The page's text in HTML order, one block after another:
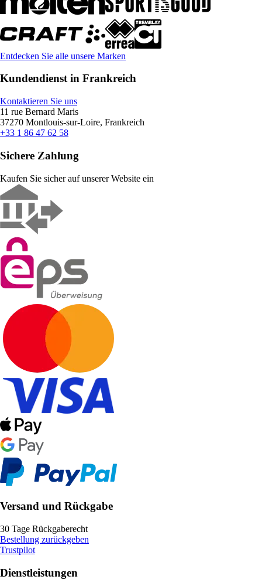
Entdecken Sie alle unsere Marken
Kundendienst in Frankreich
Kontaktieren Sie uns
11 rue Bernard Maris
37270 Montlouis-sur-Loire, Frankreich
+33 1 86 47 62 58
Sichere Zahlung
Kaufen Sie sicher auf unserer Website ein
Versand und Rückgabe
30 Tage Rückgaberecht
Bestellung zurückgeben
Trustpilot
Dienstleistungen